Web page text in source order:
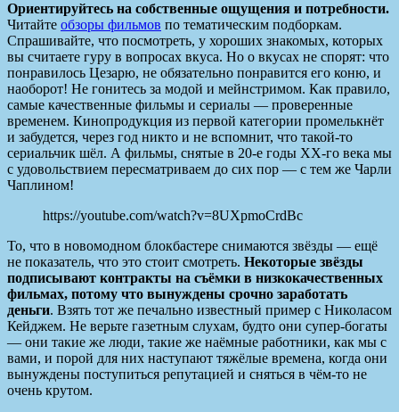
Ориентируйтесь на собственные ощущения и потребности.
Читайте обзоры фильмов по тематическим подборкам.
Спрашивайте, что посмотреть, у хороших знакомых, которых
вы считаете гуру в вопросах вкуса. Но о вкусах не спорят: что
понравилось Цезарю, не обязательно понравится его коню, и
наоборот! Не гонитесь за модой и мейнстримом. Как правило,
самые качественные фильмы и сериалы — проверенные
временем. Кинопродукция из первой категории промелькнёт
и забудется, через год никто и не вспомнит, что такой-то
сериальчик шёл. А фильмы, снятые в 20-е годы ХХ-го века мы
с удовольствием пересматриваем до сих пор — с тем же Чарли
Чаплином!
https://youtube.com/watch?v=8UXpmoCrdBc
То, что в новомодном блокбастере снимаются звёзды — ещё
не показатель, что это стоит смотреть. Некоторые звёзды
подписывают контракты на съёмки в низкокачественных
фильмах, потому что вынуждены срочно заработать
деньги. Взять тот же печально известный пример с Николасом
Кейджем. Не верьте газетным слухам, будто они супер-богаты
— они такие же люди, такие же наёмные работники, как мы с
вами, и порой для них наступают тяжёлые времена, когда они
вынуждены поступиться репутацией и сняться в чём-то не
очень крутом.